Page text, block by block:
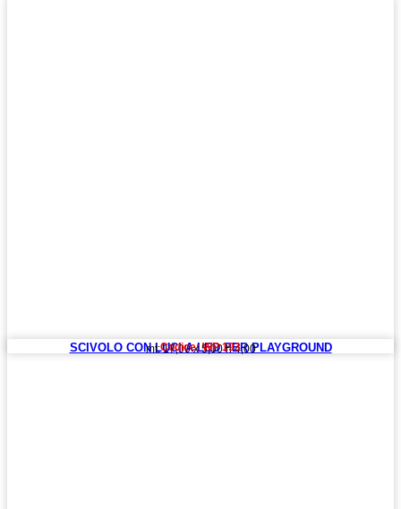
SCIVOLO CON LUCI A LED PER PLAYGROUND
mt: 17,00 x 5,00 h 4,00
Codice: WP 193